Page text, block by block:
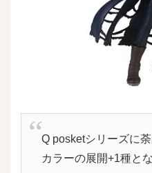
Q posketシリーズに
カラーの展開+1種と